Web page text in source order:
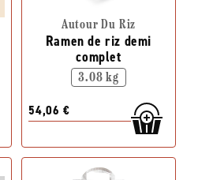
Autour Du Riz
Ramen de riz demi
complet
3.08 kg
54,06 €